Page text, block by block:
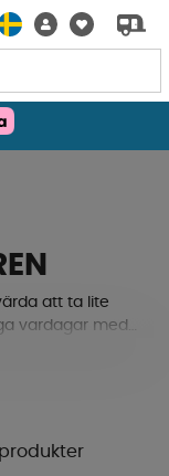
att ta lite
vardagar med
smarta
gilla!